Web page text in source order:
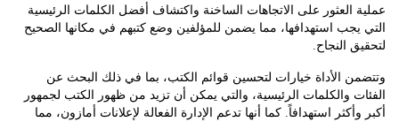
العثور على الاتجاهات الساخنة واكتشاف أفضل الكلمات الرئيسية
استهدافها، مما يضمن للمؤلفين وضع كتبهم في مكانها الصحيح
النجاح.
الأداة خيارات لتحسين قوائم الكتب، بما في ذلك البحث عن
والكلمات الرئيسية، والتي يمكن أن تزيد من ظهور الكتب لجمهور
استهدافاً. كما أنها تدعم الإدارة الفعالة لإعلانات أمازون، مما